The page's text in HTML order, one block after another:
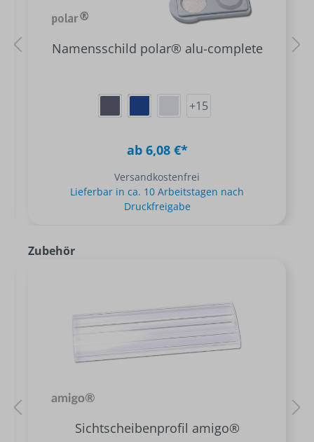
Namensschild polar® alu-complete
+15
ab 6,08 €*
Versandkostenfrei
Lieferbar in ca. 10 Arbeitstagen nach
Druckfreigabe
Zubehör
Sichtscheibenprofil amigo®